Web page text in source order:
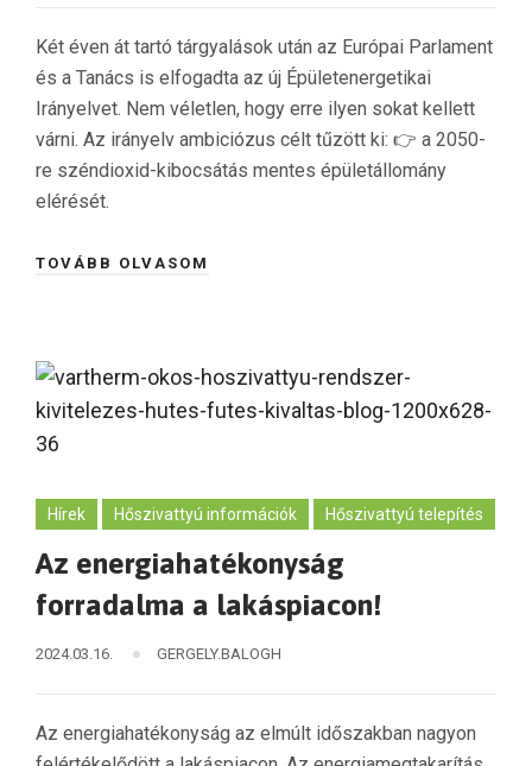
Két éven át tartó tárgyalások után az Európai Parlament
és a Tanács is elfogadta az új Épületenergetikai
Irányelvet. Nem véletlen, hogy erre ilyen sokat kellett
várni. Az irányelv ambiciózus célt tűzött ki: 👉 a 2050-
re széndioxid-kibocsátás mentes épületállomány
elérését.
TOVÁBB OLVASOM
Hírek Hőszivattyú információk Hőszivattyú telepítés
Az energiahatékonyság
forradalma a lakáspiacon!
2024.03.16. GERGELY.BALOGH
Az energiahatékonyság az elmúlt időszakban nagyon